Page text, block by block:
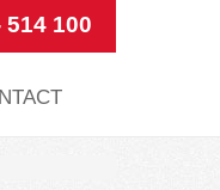
514 100